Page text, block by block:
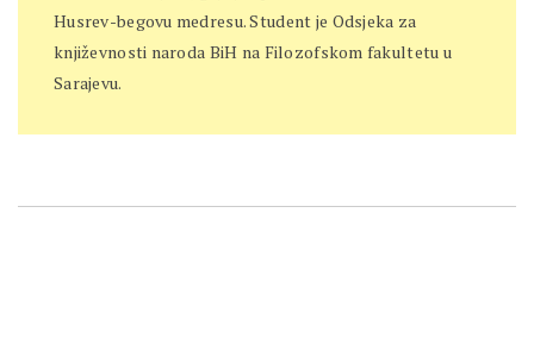
Husrev-begovu medresu. Student je Odsjeka za
književnosti naroda BiH na Filozofskom fakultetu u
Sarajevu.